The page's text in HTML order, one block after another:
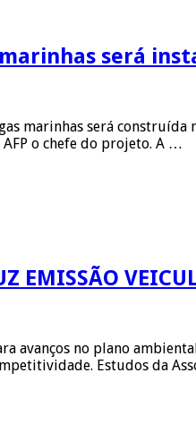
será
marinhas será
o chefe do projeto. A …
EMISSÃO
avanços no plano
Estudos da